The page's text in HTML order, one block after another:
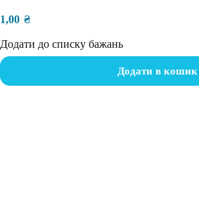
1,00 ₴
Додати до списку бажань
Додати в кошик